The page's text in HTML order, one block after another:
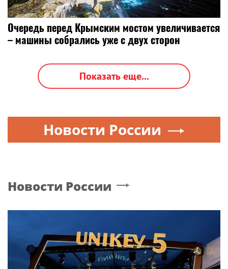
Очередь перед Крымским мостом увеличивается
– машины собрались уже с двух сторон
Показать еще...
Новости России
Новости России